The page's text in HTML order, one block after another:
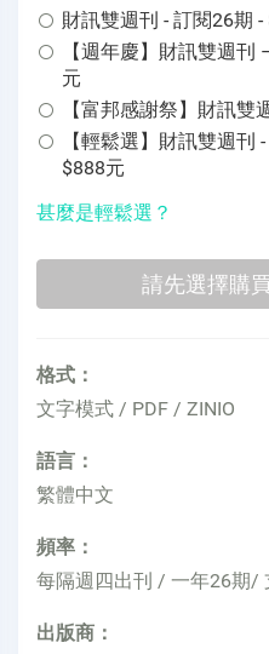
財訊雙週刊 - 訂閱26期 -
【週年慶】財訊雙週刊
元
【富邦感謝祭】財訊雙
【輕鬆選】財訊雙週刊
$888元
甚麼是輕鬆選？
格式：
文字模式 / PDF / ZINIO
語言：
繁體中文
頻率：
每隔週四出刊 / 一年26期/
出版商：